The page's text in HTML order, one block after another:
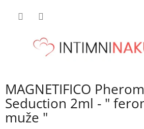
MAGNETIFICO
Seduction 2ml - "
muže "